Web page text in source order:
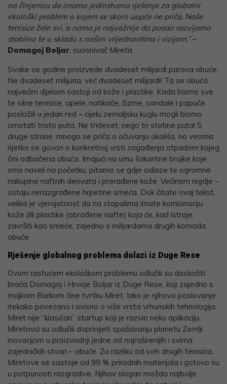
na činjenicu da imamo jedinstveno rješenje za globalni
ekološki problem o kojem se skoro uopće ne priča. Naše
tenisice žele svi, a nama je najvažnije da posao razvijamo
stabilno te u skladu s našim vrijednostima i vizijom.”–
Domagoj Boljar, suosnivač Mireta.
Svake se godine proizvede dvadeset milijardi parova obuće.
Ne dvadeset milijuna, već dvadeset milijardi! Ta se obuća
najvećim dijelom sastoji od kože i plastike. Kada bismo sve
te silne tenisice, cipele, natikače, čizme, sandale i papuče
posložili u jedan red – cijelu zemaljsku kuglu mogli bismo
omotati tristo puta. Ne trideset, nego tri stotine puta! S
druge strane, mnogo se priča o očuvanju okoliša, no veoma
rijetko se govori o konkretnoj vrsti zagađenja otpadom kojeg
čini odbačena obuća. Imajući na umu šokantne brojke koje
smo naveli na početku, pitamo se gdje odlaze te ogromne
nakupine naftnih derivata i prerađene kože. Većinom nigdje –
ostaju nerazgrađene hrpetine smeća. Dok čitate ovaj tekst,
velika je vjerojatnost da na stopalima imate kombinaciju
kože i/ili plastike (obrađene nafte) koja će, kad istraje,
završiti kao smeće, zajedno s milijardama drugih komada
obuće.
Rješenje globalnog problema dolazi iz Duge Rese
Ovom rastućem ekološkom problemu odlučili su doskočiti
braća Domagoj i Hrvoje Boljar iz Duge Rese, koji zajedno s
majkom Barkom čine tvrtku Miret. Iako je njihovo poslovanje
itekako povezano i ovisno o više vrsta vrhunskih tehnologija,
Miret nije “klasičan” startup koji je razvio neku aplikaciju.
Miretovci su odlučili doprinijeti spašavanju planetu Zemlji
inovacijom u proizvodnji jedne od najraširenijih i svima
zajedničkih stvari – obuće. Za razliku od svih drugih tenisica,
Miretove se sastoje od 99 % prirodnih materijala i gotovo su
u potpunosti razgradive. Njihov slogan možda najbolje